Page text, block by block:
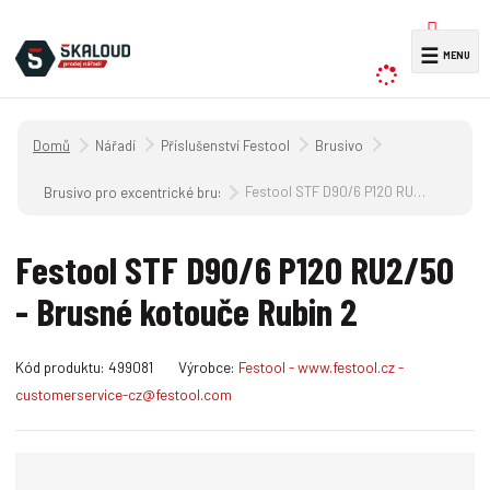
h
d
☰
Úvodní strana
Nářadí Příslušenství Festool Brusivo
Brusivo pro excentrické brusky s převodovkou, excentrické brusky a
Festool STF D90/6 P120 RU2/50 - Brusné kotouče Rubin 2
Festool STF D90/6 P120 RU2/50
- Brusné kotouče Rubin 2
Kód produktu:499081
K
v
Výrobce: Festool - www.festool.cz -
customerservice-cz@festool.com